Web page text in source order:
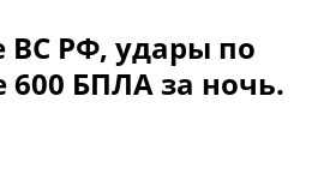
РФ, удары по
600 БПЛА за ночь.